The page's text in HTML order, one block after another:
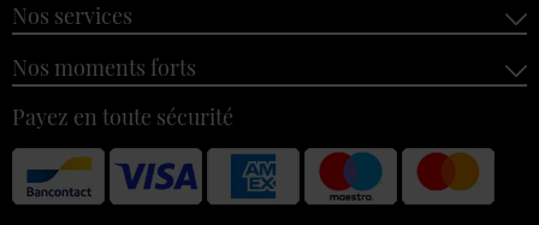
Nos services
Nos moments forts
Payez en toute sécurité